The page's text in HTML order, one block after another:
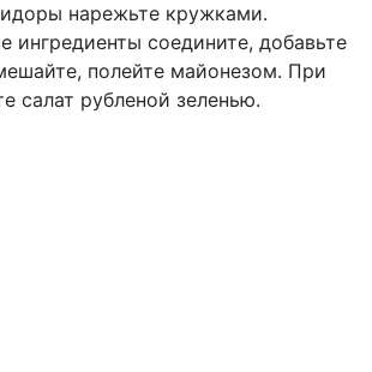
нарежьте кружками.
ингредиенты соедините, добавьте
полейте майонезом. При
салат рубленой зеленью.